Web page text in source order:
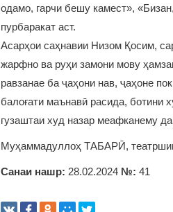
одамо, гарчи бешу камест»,
пурбаракат аст.
Асарҳои саҳнавии Низом Қосим,
жарфно ва руҳи замони мову
равзанае ба ҷаҳони нав, ҷаҳоне
балоғати маънавӣ расида, ботини
гузаштаи худ назар меафканему
Муҳаммадуллоҳ ТАБАРӢ,
Санаи нашр: 28.02.2024 №: 41